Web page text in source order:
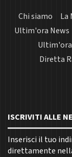
Chi siamo La
Ultim'ora News
Diretta
ISCRIVITI ALLE
Inserisci il tuo
direttamente